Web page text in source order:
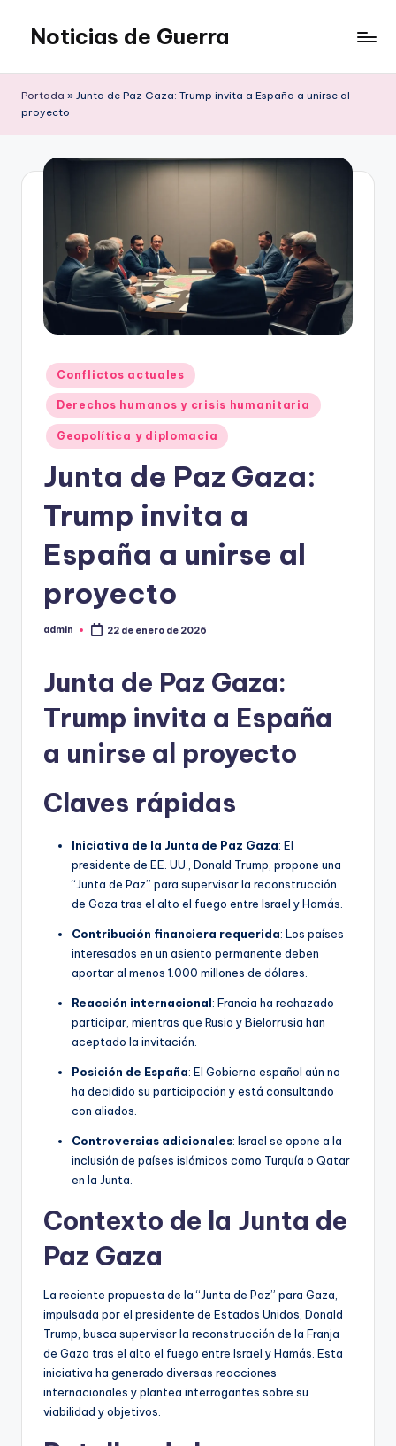
Saltar
contenido
Noticias de Guerra
Portada » Junta de Paz Gaza: Trump invita a España a unirse al
proyecto
Publicado
en
Conflictos actuales
Derechos humanos y crisis humanitaria
Geopolítica y diplomacia
Junta de Paz Gaza:
Trump invita a
España a unirse al
proyecto
Publicado
admin 22 de enero de 2026
Junta de Paz Gaza:
Trump invita a España
a unirse al proyecto
Claves rápidas
Iniciativa de la Junta de Paz Gaza: El
presidente de EE. UU., Donald Trump, propone una
“Junta de Paz” para supervisar la reconstrucción
de Gaza tras el alto el fuego entre Israel y Hamás.
Contribución financiera requerida: Los países
interesados en un asiento permanente deben
aportar al menos 1.000 millones de dólares.
Reacción internacional: Francia ha rechazado
participar, mientras que Rusia y Bielorrusia han
aceptado la invitación.
Posición de España: El Gobierno español aún no
ha decidido su participación y está consultando
con aliados.
Controversias adicionales: Israel se opone a la
inclusión de países islámicos como Turquía o Qatar
en la Junta.
Contexto de la Junta de
Paz Gaza
La reciente propuesta de la “Junta de Paz” para Gaza,
impulsada por el presidente de Estados Unidos, Donald
Trump, busca supervisar la reconstrucción de la Franja
de Gaza tras el alto el fuego entre Israel y Hamás. Esta
iniciativa ha generado diversas reacciones
internacionales y plantea interrogantes sobre su
viabilidad y objetivos.